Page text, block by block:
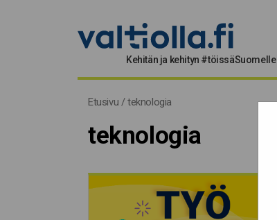
Kehitän ja kehityn #töissäSuomelle
teknologia
Etusivu /teknologia
teknologia